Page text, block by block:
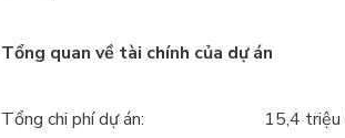
Tổng quan về tài chính của dự án
Tổng chi phí dự án: 15,4 triệu